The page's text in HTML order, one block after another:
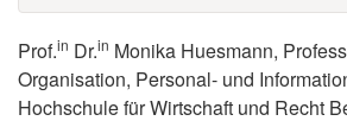
Prof.in Dr.in Monika Huesmann,
Organisation, Personal- und
Hochschule für Wirtschaft und Recht